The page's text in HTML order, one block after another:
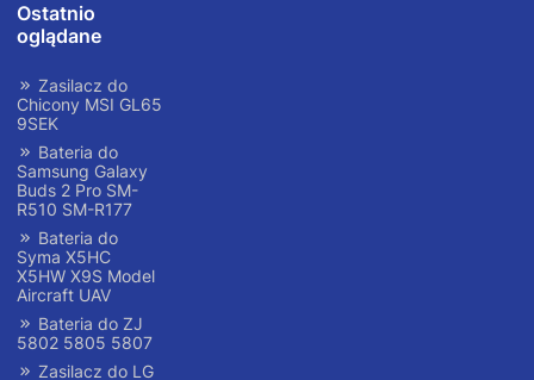
Ostatnio
oglądane
Zasilacz do
Chicony MSI GL65
9SEK
Bateria do
Samsung Galaxy
Buds 2 Pro SM-
R510 SM-R177
Bateria do
Syma X5HC
X5HW X9S Model
Aircraft UAV
Bateria do ZJ
5802 5805 5807
Zasilacz do LG